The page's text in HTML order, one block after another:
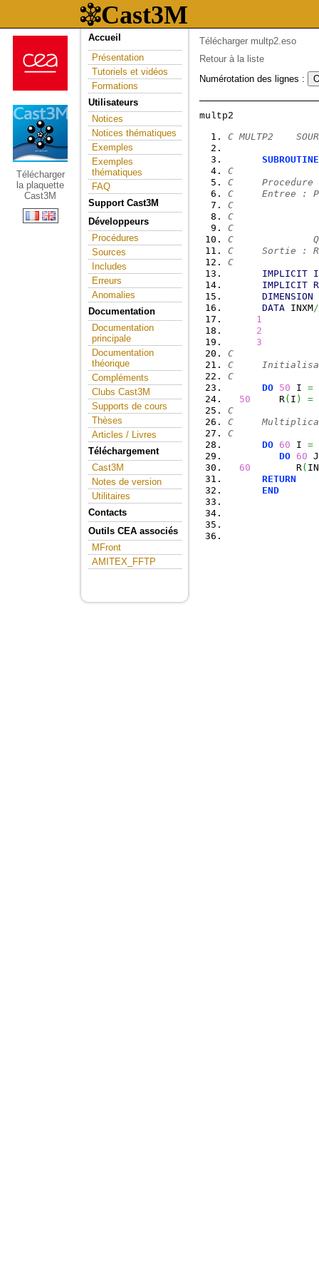
Télécharger
la plaquette
Cast3M
Accueil
Présentation
Tutoriels et vidéos
Formations
Utilisateurs
Notices
Notices thématiques
Exemples
Exemples
thématiques
FAQ
Support Cast3M
Développeurs
Procédures
Sources
Includes
Erreurs
Anomalies
Documentation
Documentation
principale
Documentation
théorique
Compléments
Clubs Cast3M
Supports de cours
Thèses
Articles / Livres
Téléchargement
Cast3M
Notes de version
Utilitaires
Contacts
Outils CEA associés
MFront
AMITEX_FFTP
Télécharger multp2.eso
Retour à la liste
Numérotation des lignes :
C MULTP2
SUBROUTINE
C
C     Procedure
C     Entree :
C
C
C
C
C     Sortie :
C
IMPLICIT
IMPLICIT
DIMENSION
DATA INXM/
1
2
3
C
C
C
DO 50 I =
50
     R
( I )
=
C
C
C
DO 60 I =
DO 60
60
        R
(
RETURN
END